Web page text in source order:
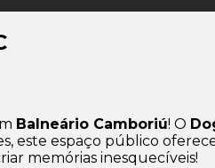
Balneário Camboriú! O
este espaço público
memórias inesquecíveis!